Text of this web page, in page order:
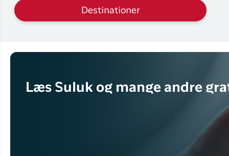
Destinationer
Læs Suluk og mange andre